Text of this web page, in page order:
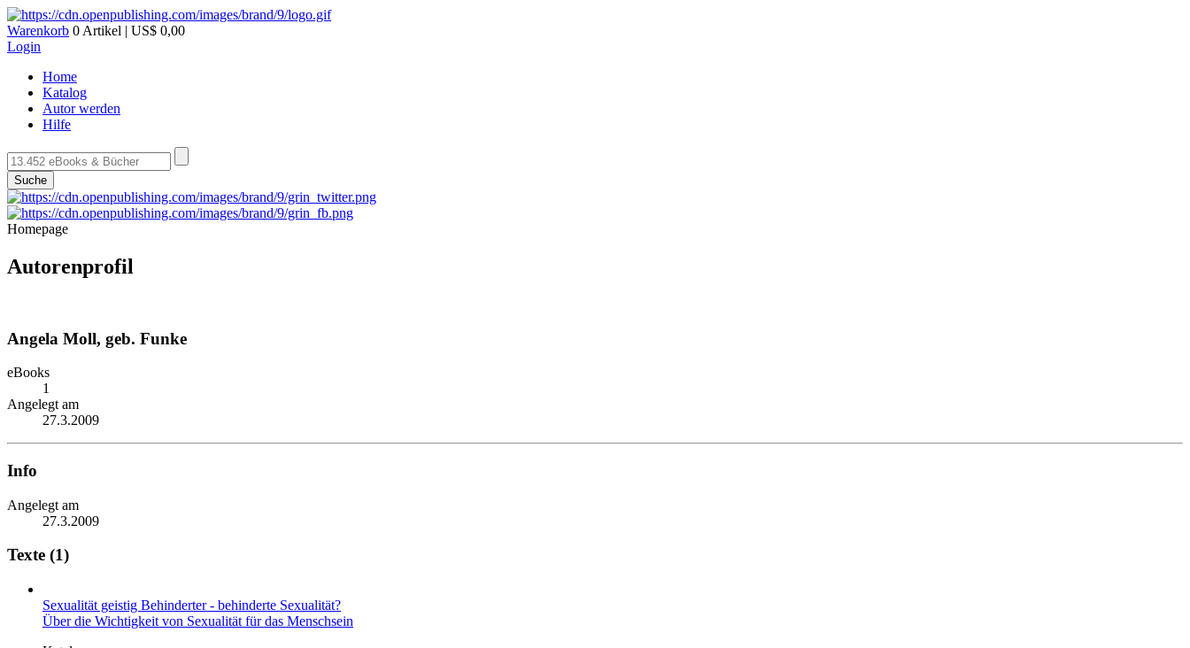
Warenkorb 0 Artikel | US$ 0,00
Login
Home
Katalog
Autor werden
Hilfe
Suche
Homepage
Autorenprofil
Angela Moll, geb. Funke
eBooks
1
Angelegt am
27.3.2009
Info
Angelegt am
27.3.2009
Texte (1)
Sexualität geistig Behinderter - behinderte Sexualität?
Über die Wichtigkeit von Sexualität für das Menschsein